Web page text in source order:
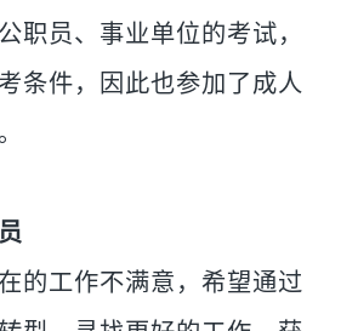
职员、事业单位的考试，
条件，因此也参加了成人
的工作不满意，希望通过